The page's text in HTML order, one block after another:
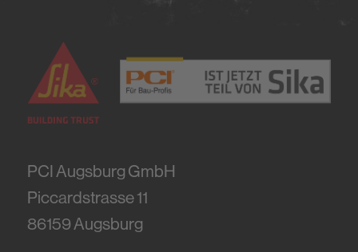
PCI Augsburg GmbH
Piccardstrasse 11
86159 Augsburg